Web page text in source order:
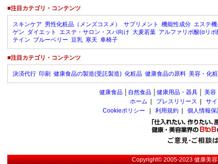
■注目カテゴリ・コンテンツ
スキンケア 男性化粧品（メンズコスメ） サプリメント 機能性成分 エステ
ゲン ダイエット エステ・サロン・スパ向け 大麦若葉 アルファリポ酸(αリポ
テイン ブルーベリー 豆乳 寒天 車椅子
■注目カテゴリ・コンテンツ
決済代行 印刷 健康食品の製造(受託製造) 化粧品 健康食品の原料 美容・化
健康食品 自然食品 健康用品・器具 美容
ホーム
プレスリリース
サ
Cookieポリシー
利用規約 個人情報
Copyright© 2005-2023健康美